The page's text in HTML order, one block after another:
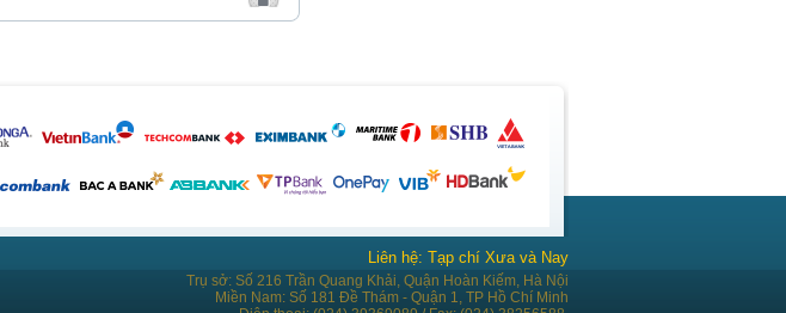
Liên hệ: Tạp chí Xưa và Nay
Trụ sở: Số 216 Trần Quang Khải, Quận Hoàn Kiếm, Hà Nội
Miền Nam: Số 181 Đề Thám - Quận 1, TP Hồ Chí Minh